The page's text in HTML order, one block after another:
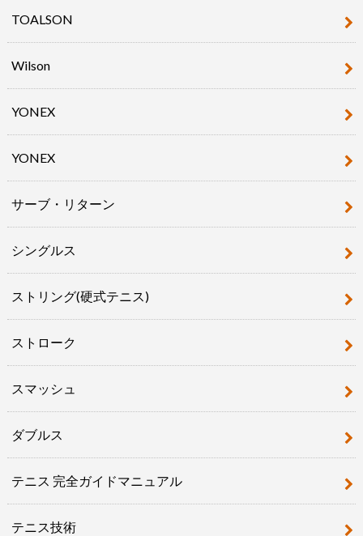
TOALSON
Wilson
YONEX
YONEX
サーブ・リターン
シングルス
ストリング(硬式テニス)
ストローク
スマッシュ
ダブルス
テニス 完全ガイドマニュアル
テニス技術